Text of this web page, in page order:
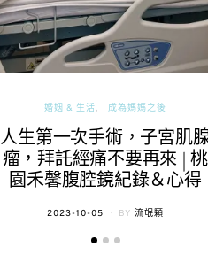
婚姻 & 生活 成為媽媽之後
人生第一次手術，子宮肌
瘤，拜託經痛不要再來 | 桃
園禾馨腹腔鏡紀錄＆心得
POSTED
2023-10-05 BY 流氓顆